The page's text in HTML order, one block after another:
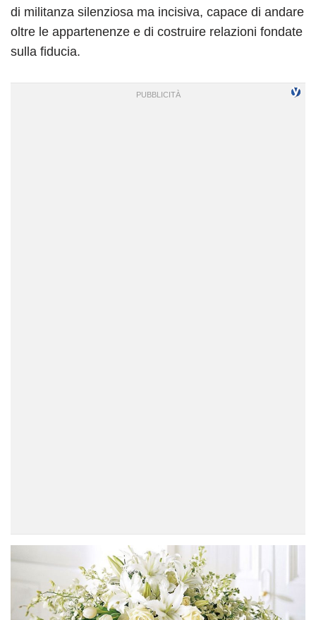
di militanza silenziosa ma incisiva, capace di andare
oltre le appartenenze e di costruire relazioni fondate
sulla fiducia.